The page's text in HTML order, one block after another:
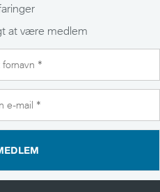
at være medlem